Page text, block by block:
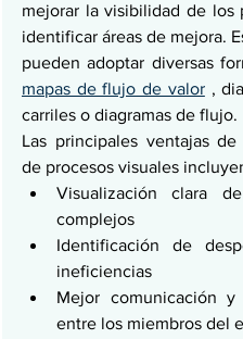
mejorar la visibilidad de los
identificar áreas de mejora.
mapas de flujo de valor ,
carriles o diagramas de flujo.
Las principales ventajas de
de procesos visuales
Visualización clara
complejos
Identificación de
ineficiencias
Mejor comunicación y
entre los miembros del